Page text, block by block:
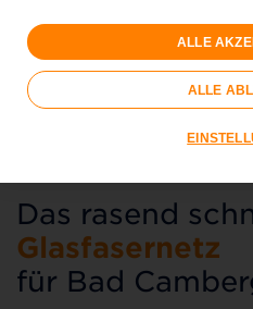
Jetzt
Das rasend
Glasfasernetz
für Bad
ALLE
ALLE